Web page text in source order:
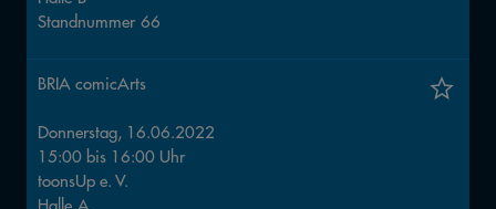
Standnummer 66
BRIA comicArts
Donnerstag, 16.06.2022
15:00 bis 16:00 Uhr
toonsUp e. V.